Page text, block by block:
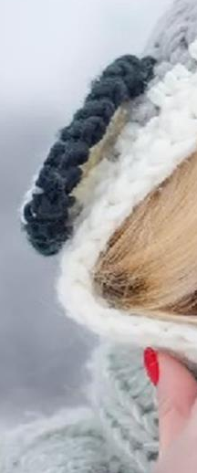
الطقس.
في الحصول على الأدوية